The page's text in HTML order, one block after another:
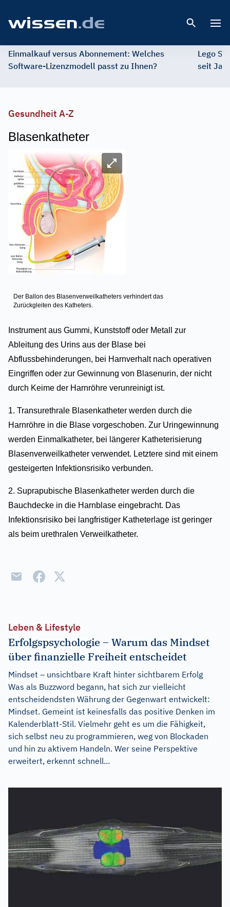
Einmalkauf versus Abonnement: Welches
Software-Lizenzmodell passt zu Ihnen?
Lego
seit
Gesundheit A-Z
Blasenkatheter
Image
Bild vergrößern
Der Ballon des Blasenverweilkatheters verhindert das
Zurückgleiten des Katheters.
Instrument aus Gummi, Kunststoff oder Metall zur
Ableitung des Urins aus der Blase bei
Abflussbehinderungen, bei Harnverhalt nach operativen
Eingriffen oder zur Gewinnung von Blasenurin, der nicht
durch Keime der Harnröhre verunreinigt ist.
1. Transurethrale Blasenkatheter werden durch die
Harnröhre in die Blase vorgeschoben. Zur Uringewinnung
werden Einmalkatheter, bei längerer Katheterisierung
Blasenverweilkatheter verwendet. Letztere sind mit einem
gesteigerten Infektionsrisiko verbunden.
2. Suprapubische Blasenkatheter werden durch die
Bauchdecke in die Harnblase eingebracht. Das
Infektionsrisiko bei langfristiger Katheterlage ist geringer
als beim urethralen Verweilkatheter.
Leben & Lifestyle
Erfolgspsychologie – Warum das Mindset
über finanzielle Freiheit entscheidet
Mindset – unsichtbare Kraft hinter sichtbarem Erfolg
Was als Buzzword begann, hat sich zur vielleicht
entscheidendsten Währung der Gegenwart entwickelt:
Mindset. Gemeint ist keinesfalls das positive Denken im
Kalenderblatt-Stil. Vielmehr geht es um die Fähigkeit,
sich selbst neu zu programmieren, weg von Blockaden
und hin zu aktivem Handeln. Wer seine Perspektive
erweitert, erkennt schnell...